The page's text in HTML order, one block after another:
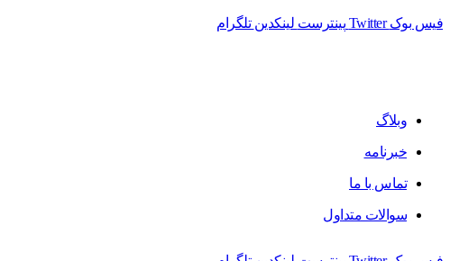
فیس بوک Twitter پینترست لینکدین تلگرام
وبلاگ
خبرنامه
تماس با ما
سوالات متداول